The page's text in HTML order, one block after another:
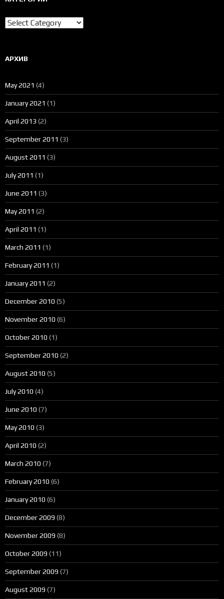
Категории
АРХИВ
May 2021 (4)
January 2021 (1)
April 2013 (2)
September 2011 (3)
August 2011 (3)
July 2011 (1)
June 2011 (3)
May 2011 (2)
April 2011 (1)
March 2011 (1)
February 2011 (1)
January 2011 (2)
December 2010 (5)
November 2010 (6)
October 2010 (1)
September 2010 (2)
August 2010 (5)
July 2010 (4)
June 2010 (7)
May 2010 (3)
April 2010 (2)
March 2010 (7)
February 2010 (6)
January 2010 (6)
December 2009 (8)
November 2009 (8)
October 2009 (11)
September 2009 (7)
August 2009 (7)